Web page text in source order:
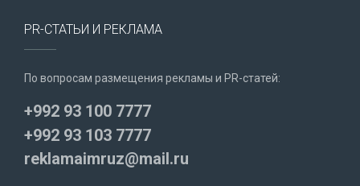
PR-СТАТЬИ И РЕКЛАМА
По вопросам размещения рекламы и PR-статей:
+992 93 100 7777
+992 93 103 7777
reklamaimruz@mail.ru